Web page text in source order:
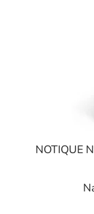
NOTIQUE